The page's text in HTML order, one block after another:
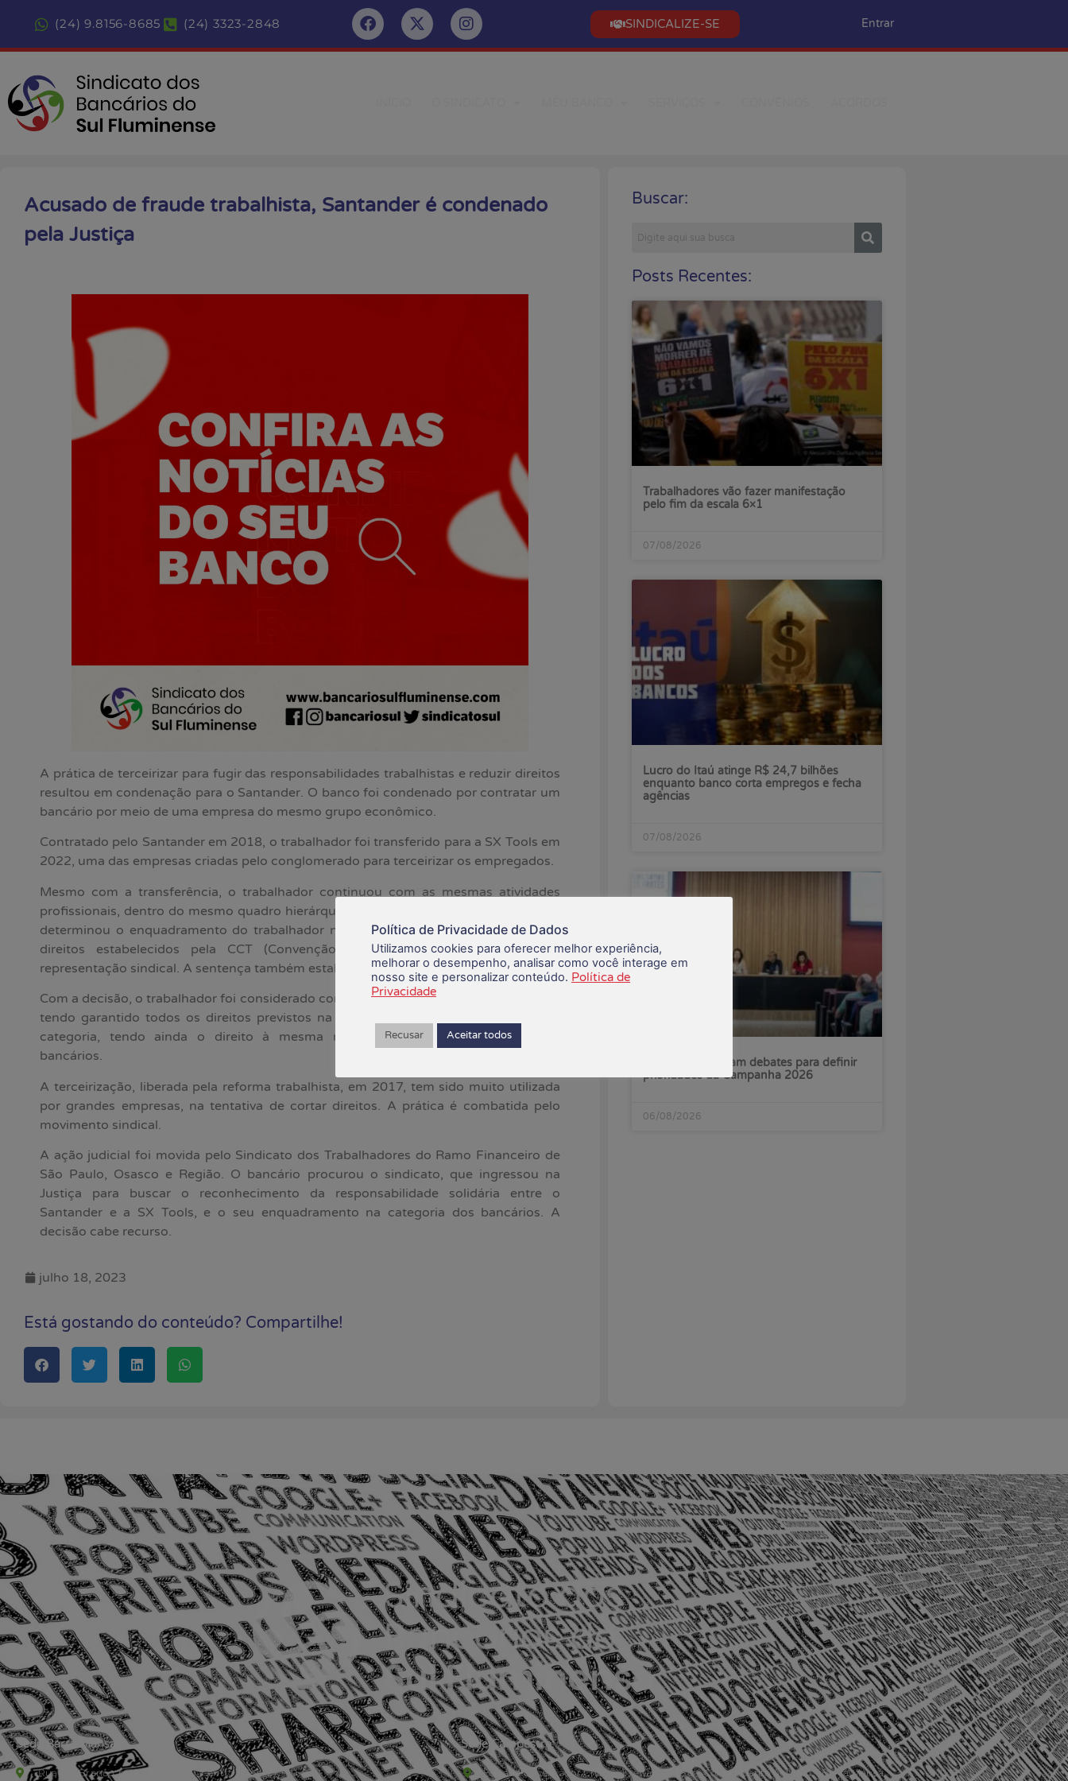
(24) 9.8156-8685 (24) 3323-2848 SINDICALIZE-SE Entrar
Acusado de fraude trabalhista, Santander é condenado
pela Justiça
A prática de terceirizar para fugir das responsabilidades trabalhistas e reduzir direitos
resultou em condenação para o Santander. O banco foi condenado por contratar um
bancário por meio de uma empresa do mesmo grupo econômico.
Contratado pelo Santander em 2018, o trabalhador foi transferido para a SX Tools em
2022, uma das empresas criadas pelo conglomerado para terceirizar os empregados.
Mesmo com a transferência, o trabalhador continuou com as mesmas atividades
profissionais, dentro do mesmo quadro hierárquico. A Justiça reconheceu a fraude e
determinou o enquadramento do trabalhador na categoria bancária, garantindo os
direitos estabelecidos pela CCT (Convenção Coletiva de Trabalho), além da
representação sindical. A sentença também estabelece o pagamento de horas extras.
Com a decisão, o trabalhador foi considerado como pertencente à categoria bancária,
tendo garantido todos os direitos previstos na Convenção Coletiva de Trabalho da
categoria, tendo ainda o direito à mesma representação sindical dos demais
bancários.
A terceirização, liberada pela reforma trabalhista, em 2017, tem sido muito utilizada
por grandes empresas, na tentativa de cortar direitos. A prática é combatida pelo
movimento sindical.
A ação judicial foi movida pelo Sindicato dos Trabalhadores do Ramo Financeiro de
São Paulo, Osasco e Região. O bancário procurou o sindicato, que ingressou na
Justiça para buscar o reconhecimento da responsabilidade solidária entre o
Santander e a SX Tools, e o seu enquadramento na categoria dos bancários. A
decisão cabe recurso.
julho 18, 2023
Está gostando do conteúdo? Compartilhe!
Buscar:
Posts Recentes:
Trabalhadores vão fazer manifestação
pelo fim da escala 6×1
07/08/2026
Lucro do Itaú atinge R$ 24,7 bilhões
enquanto banco corta empregos e fecha
agências
07/08/2026
Financiários iniciam debates para definir
prioridades da Campanha 2026
06/08/2026
Sede Barra Mansa
Rua Rio Branco, nº107 (2º andar), Centro - Cep: 27.330-030
Sede Campestre:
Estrada Governador Chagas Freitas – 3.780 – Colônia Santo Antônio – Barra Mansa
Política de Privacidade de Dados
Utilizamos cookies para oferecer melhor experiência,
melhorar o desempenho, analisar como você interage em
nosso site e personalizar conteúdo. Política de
Privacidade
Recusar Aceitar todos